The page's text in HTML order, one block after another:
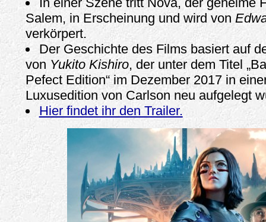
Salem, in Erscheinung und wird von
verkörpert.
Der Geschichte des Films basiert auf
von Yukito Kishiro, der unter dem Titel
Pefect Edition“ im Dezember 2017 in
Luxusedition von Carlson neu aufgelegt
Hier findet ihr den Trailer.